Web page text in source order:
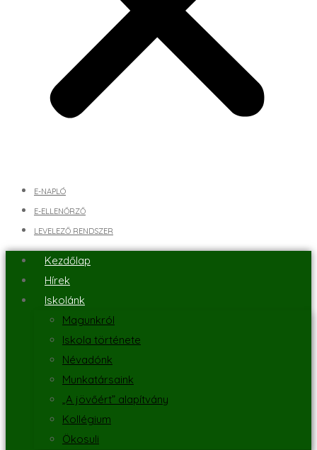
E-NAPLÓ
E-ELLENŐRZŐ
LEVELEZŐ RENDSZER
Kezdőlap
Hírek
Iskolánk
Magunkról
Iskola története
Névadónk
Munkatársaink
„A jövőért” alapítvány
Kollégium
Ökosuli